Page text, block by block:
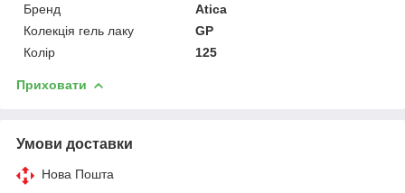
Бренд
Atica
Колекція гель лаку
GP
Колір
125
Приховати
Умови доставки
Нова Пошта